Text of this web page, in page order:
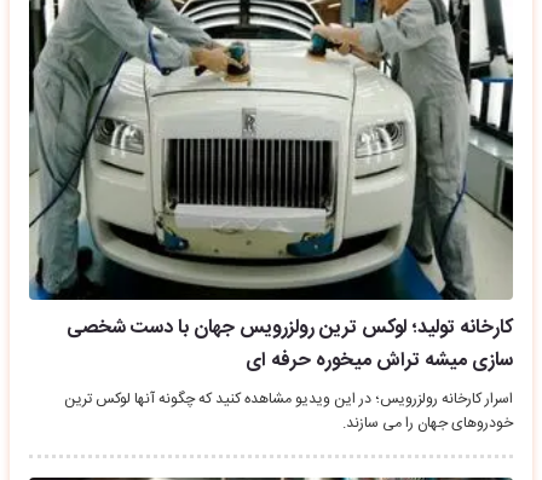
کارخانه تولید؛ لوکس ترین رولزرویس جهان با دست شخصی
سازی میشه تراش میخوره حرفه ای
اسرار کارخانه رولزرویس؛ در این ویدیو مشاهده کنید که چگونه آنها لوکس ترین
خودروهای جهان را می سازند.